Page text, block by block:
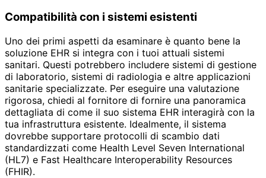
Compatibilità con i sistemi esistenti
Uno dei primi aspetti da esaminare è quanto bene la
soluzione EHR si integra con i tuoi attuali sistemi
sanitari. Questi potrebbero includere sistemi di gestione
di laboratorio, sistemi di radiologia e altre applicazioni
sanitarie specializzate. Per eseguire una valutazione
rigorosa, chiedi al fornitore di fornire una panoramica
dettagliata di come il suo sistema EHR interagirà con la
tua infrastruttura esistente. Idealmente, il sistema
dovrebbe supportare protocolli di scambio dati
standardizzati come Health Level Seven International
(HL7) e Fast Healthcare Interoperability Resources
(FHIR).